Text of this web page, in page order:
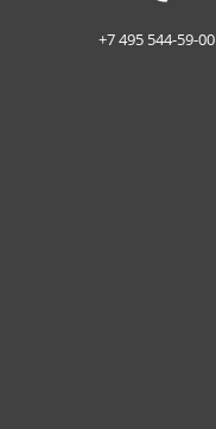
+7 495 544-59-00